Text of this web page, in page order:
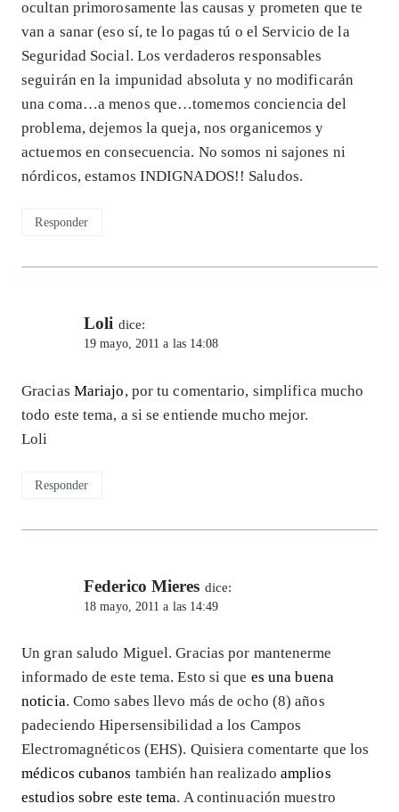
ocultan primorosamente las causas y prometen que te
van a sanar (eso sí, te lo pagas tú o el Servicio de la
Seguridad Social. Los verdaderos responsables
seguirán en la impunidad absoluta y no modificarán
una coma…a menos que…tomemos conciencia del
problema, dejemos la queja, nos organicemos y
actuemos en consecuencia. No somos ni sajones ni
nórdicos, estamos INDIGNADOS!! Saludos.
Responder
Loli dice:
19 mayo, 2011 a las 14:08
Gracias Mariajo, por tu comentario, simplifica mucho
todo este tema, a si se entiende mucho mejor.
Loli
Responder
Federico Mieres dice:
18 mayo, 2011 a las 14:49
Un gran saludo Miguel. Gracias por mantenerme
informado de este tema. Esto si que es una buena
noticia. Como sabes llevo más de ocho (8) años
padeciendo Hipersensibilidad a los Campos
Electromagnéticos (EHS). Quisiera comentarte que los
médicos cubanos también han realizado amplios
estudios sobre este tema. A continuación muestro